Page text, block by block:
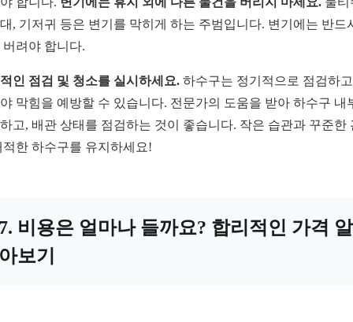
, 기저귀 등은 변기를 막히게 하는 주범입니다. 변기에는 반드
버려야 합니다.
인 점검 및 청소를 실시하세요. 하수구는 정기적으로 점검하
막힘을 예방할 수 있습니다. 전문가의 도움을 받아 하수구 내
고, 배관 상태를 점검하는 것이 좋습니다. 작은 습관과 꾸준한
적한 하수구를 유지하세요!
비용은 얼마나 들까요? 합리적인 가격 알
보기